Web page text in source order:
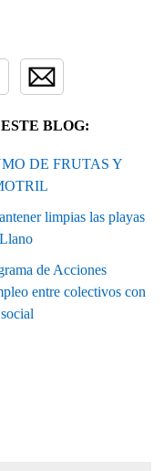
BLOG:
DE FRUTAS Y
limpias las playas
de Acciones
entre colectivos con